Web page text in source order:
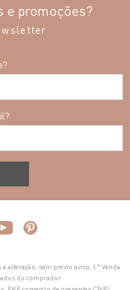
e promoções?
alteração, sem prévio aviso. | * Venda
do comprador.